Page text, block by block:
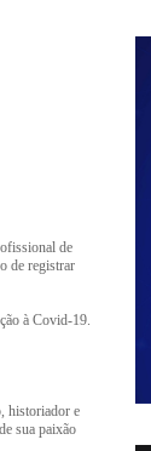
de
de registrar
à Covid-19.
historiador e
sua paixão